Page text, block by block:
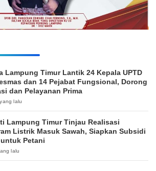
Lampung Timur Lantik 24 Kepala UPTD
dan 14 Pejabat Fungsional, Dorong
dan Pelayanan Prima
lalu
Lampung Timur Tinjau Realisasi
Listrik Masuk Sawah, Siapkan Subsidi
untuk Petani
lalu